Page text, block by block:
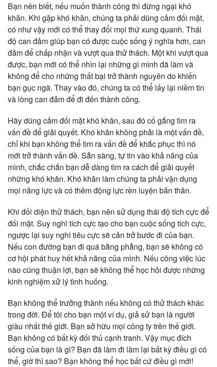
Bạn nên biết, nếu muốn thành công thì đừng ngại khó
khăn. Khi gặp khó khăn, chúng ta phải dũng cảm đối mặt,
có như vậy mới có thể thay đổi mọi thứ xung quanh. Thái
độ can đảm giúp bạn có được cuộc sống ý nghĩa hơn, can
đảm để chấp nhận và vượt qua thử thách. Một khi vượt qua
được, bạn mới có thể nhìn lại những gì mình đã làm và
không để cho những thất bại trở thành nguyên do khiến
bạn gục ngã. Thay vào đó, chúng ta có thể lấy lại niềm tin
và lòng can đảm để đi đến thành công.
Hãy dũng cảm đối mặt khó khăn, sau đó cố gắng tìm ra
vấn đề để giải quyết. Khó khăn không phải là một vấn đề,
chỉ khi bạn không thể tìm ra vấn đề để khắc phục thì nó
mới trở thành vấn đề. Sẵn sàng, tự tin vào khả năng của
mình, chắc chắn bạn dễ dàng tìm ra cách để giải quyết
những khó khăn. Khó khăn làm chúng ta phải vận dụng
mọi năng lực và có thêm động lực rèn luyện bản thân.
Khi đối diện thử thách, bạn nên sử dụng thái độ tích cực để
đối mặt. Suy nghĩ tích cực tạo cho bạn cuộc sống tích cực,
ngược lại suy nghĩ tiêu cực sẽ cản trở bước đi của bạn.
Nếu con đường bạn đi quá bằng phẳng, bạn sẽ không có
cơ hội phát huy hết khả năng của mình. Nếu công việc lúc
nào cũng thuận lợi, bạn sẽ không thể học hỏi được những
kinh nghiệm xử lý tình huống.
Bạn không thể trưởng thành nếu không có thử thách khác
trong đời. Để tôi cho bạn một ví dụ, giả sử bạn là người
giàu nhất thế giới. Bạn sở hữu mọi công ty trên thế giới.
Bạn không có bất kỳ đối thủ cạnh tranh. Vậy mục đích
sống của bạn là gì? Bạn đã làm đi làm lại bất kỳ điều gì có
thể, giờ thì sao? Bạn không thể học bất cứ điều gì mới!